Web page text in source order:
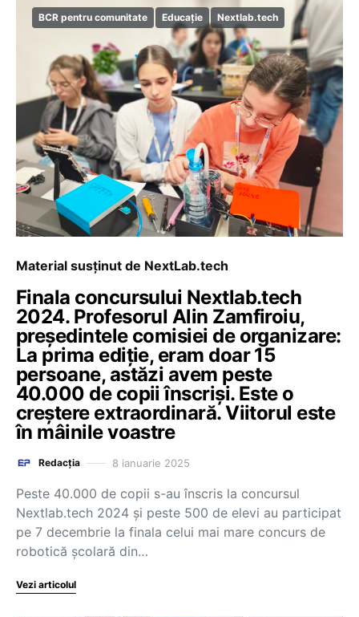
BCR pentru comunitate Educație Nextlab.tech
Material susținut de NextLab.tech
Finala concursului Nextlab.tech
2024. Profesorul Alin Zamfiroiu,
președintele comisiei de organizare:
La prima ediție, eram doar 15
persoane, astăzi avem peste
40.000 de copii înscriși. Este o
creștere extraordinară. Viitorul este
în mâinile voastre
Redacția 8 ianuarie 2025
Peste 40.000 de copii s-au înscris la concursul
Nextlab.tech 2024 și peste 500 de elevi au participat
pe 7 decembrie la finala celui mai mare concurs de
robotică școlară din…
Vezi articolul